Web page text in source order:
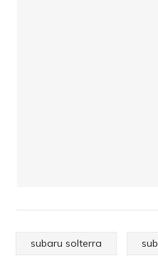
subaru solterra